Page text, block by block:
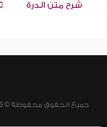
شرح متن الدرة
جميع الحقوق محفوظة © 2026 - 1998 لشبكة إسلام ويب